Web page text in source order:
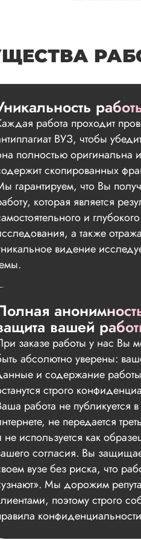
работа проходит
ВУЗ, чтобы
полностью оригинальна
скопированных
гарантируем, что Вы
которая является
и глубокого
а также
видение
вашей
заказе работы у нас Вы
абсолютно уверены:
и содержание работы
строго
работа не публикуется в
не передается
не используется как
согласия. Вы
вузе без риска, что
Мы дорожим
поэтому строго